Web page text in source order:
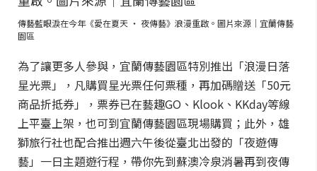
傳藝藍眼淚在今年《愛在夏天 ‧ 夜傳藝》浪漫重啟。圖片來源｜宜蘭傳藝
園區
為了讓更多人參與，宜蘭傳藝園區特別推出「浪漫日落
星光票」，凡購買星光票任何票種，再加碼贈送「50元
商品折抵券」，票券已在藝趣GO、Klook、KKday等線
上平臺上架，也可到宜蘭傳藝園區現場購買；此外，雄
獅旅行社也配合推出週六午後從臺北出發的「夜遊傳
藝」一日主題遊行程，帶你先到蘇澳冷泉消暑再到夜傳